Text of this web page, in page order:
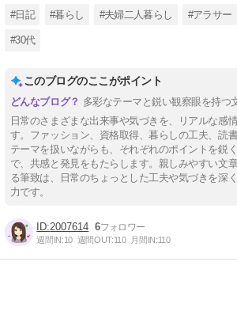
#日記 #暮らし #夫婦二人暮らし #アラサー
#30代
このブログのここがポイント
多彩なテーマと鋭い観察眼を持つ
日常のさまざまな出来事や気づきを、リアルな感
す。ファッション、資格取得、暮らしの工夫、読
テーマを扱いながらも、それぞれのポイントを鋭
で、共感と発見をもたらします。親しみやすい文
る筆致は、日常のちょっとした工夫や気づきを深
力です。
2007614 6
週間IN:10 週間OUT:110 月間IN:110